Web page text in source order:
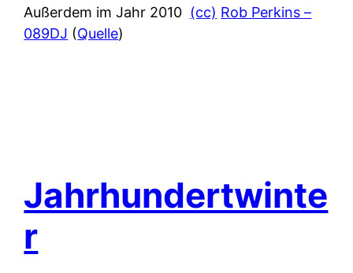
Außerdem im Jahr 2010 (cc) Rob Perkins –
089DJ (Quelle)
Jahrhundertwinte
r